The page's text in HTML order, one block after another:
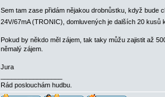
Sem tam zase přidám nějakou drobnůstku, když bude
24V/67mA (TRONIC), domluvených je dalších 20 kusů
Pokud by někdo měl zájem, tak taky můžu zajistit až
němalý zájem.
Jura
Rád poslouchám hudbu.